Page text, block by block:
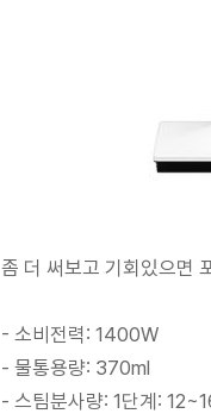
좀 더 써보고 기회있으면
- 소비전력: 1400W
- 물통용량: 370ml
- 스팀분사량: 1단계: